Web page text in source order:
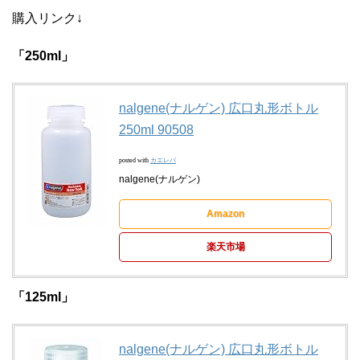
購入リンク↓
「250ml」
nalgene(ナルゲン) 広口丸形ボトル
250ml 90508
posted with カエレバ
nalgene(ナルゲン)
Amazon
楽天市場
「125ml」
nalgene(ナルゲン) 広口丸形ボトル